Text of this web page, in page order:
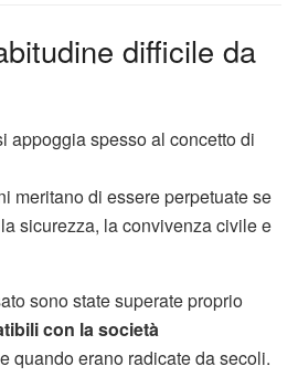
difficile da
appoggia spesso al concetto di
meritano di essere perpetuate se
sicurezza, la convivenza civile e
sono state superate proprio
con la società
quando erano radicate da secoli.